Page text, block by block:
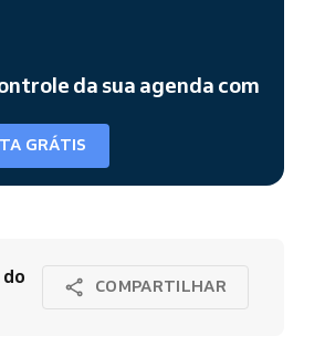
da sua agenda com
GRÁTIS
COMPARTILHAR